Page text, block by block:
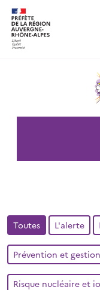
Toutes L'alerte
Prévention et
Risque nucléaire et
Panneau de gestion